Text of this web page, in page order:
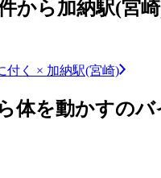
から加納駅(宮
付く × 加納駅(宮崎)
体を動かすの